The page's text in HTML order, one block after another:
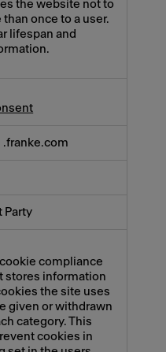
the website not to
once to a user.
lifespan and
.franke.com
Party
compliance
stores information
the site uses
given or withdrawn
category. This
cookies in